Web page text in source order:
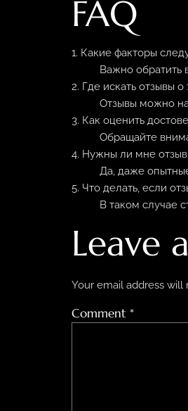
FAQ
1. Какие факторы
Важно обратить
2. Где искать отзывы о
Отзывы можно
3. Как оценить
Обращайте
4. Нужны ли мне
Да, даже
5. Что делать, если
В таком случае
Leave
Your email address will
Comment *